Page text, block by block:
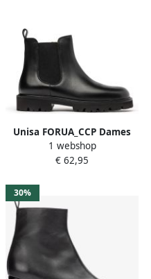
Unisa FORUA_CCP Dames
Laarzen BLACK
1 webshop
€ 62,95
30%